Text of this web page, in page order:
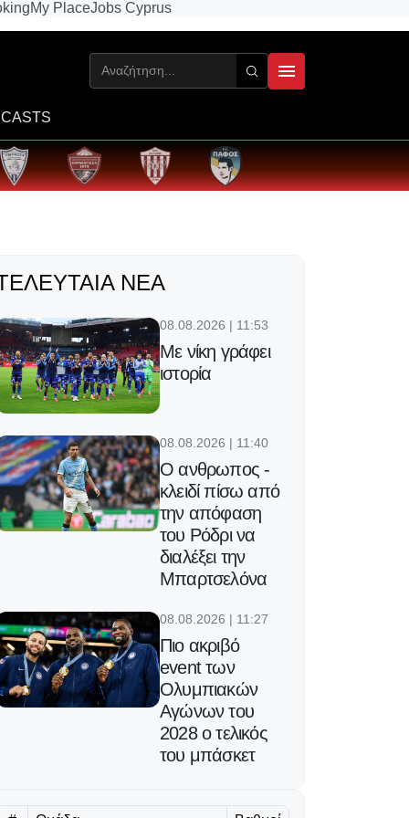
My PlaceJobs Cyprus
ΝΈΑ
08.08.2026 | 11:53
Με νίκη γράφει
ιστορία
08.08.2026 | 11:40
Ο ανθρωπος -
κλειδί πίσω από
την απόφαση
του Ρόδρι να
διαλέξει την
Μπαρτσελόνα
08.08.2026 | 11:27
Πιο ακριβό
event των
Ολυμπιακών
Αγώνων του
2028 ο τελικός
του μπάσκετ